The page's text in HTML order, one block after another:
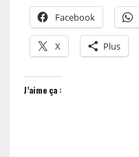
Facebook
X Plus
J’aime ça :